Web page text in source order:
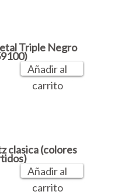
Triple Negro
Añadir al
carrito
clasica (colores
Añadir al
carrito